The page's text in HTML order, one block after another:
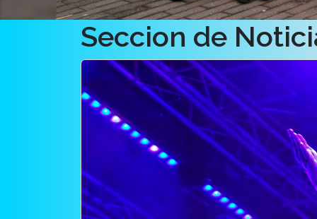
Seccion de